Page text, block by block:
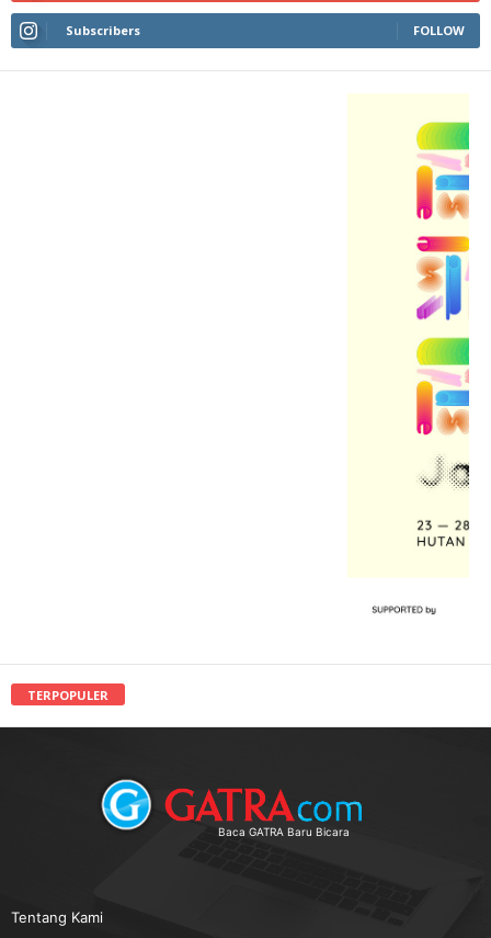
Subscribers FOLLOW
TERPOPULER
Baca GATRA Baru Bicara
Tentang Kami